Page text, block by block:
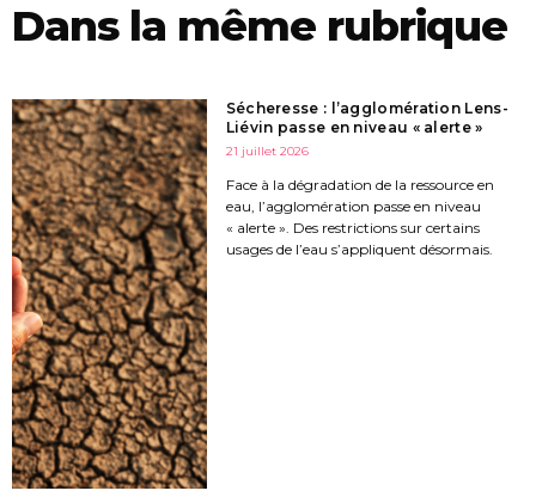
Dans la même rubrique
Sécheresse : l’agglomération Lens-
Liévin passe en niveau « alerte »
21 juillet 2026
Face à la dégradation de la ressource en
eau, l’agglomération passe en niveau
« alerte ». Des restrictions sur certains
usages de l’eau s’appliquent désormais.